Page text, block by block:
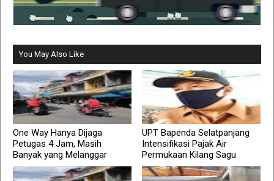
You May Also Like
One Way Hanya Dijaga
Petugas 4 Jam, Masih
Banyak yang Melanggar
UPT Bapenda Selatpanjang
Intensifikasi Pajak Air
Permukaan Kilang Sagu